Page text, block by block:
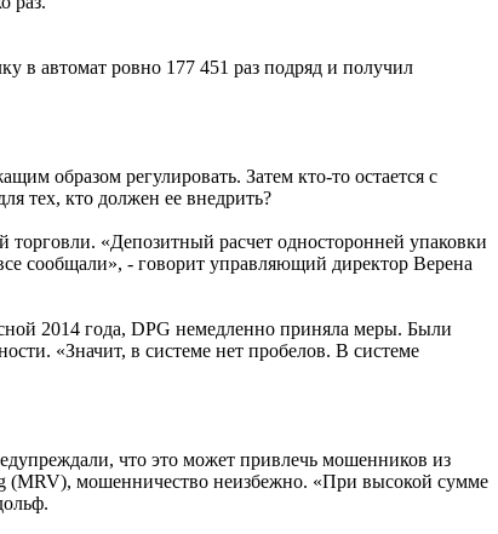
в автомат ровно 177 451 раз подряд и получил
образом регулировать. Затем кто-то остается с
тех, кто должен ее внедрить?
торговли. «Депозитный расчет односторонней упаковки
сообщали», - говорит управляющий директор Верена
2014 года, DPG немедленно приняла меры. Были
«Значит, в системе нет пробелов. В системе
что это может привлечь мошенников из
(MRV), мошенничество неизбежно. «При высокой сумме